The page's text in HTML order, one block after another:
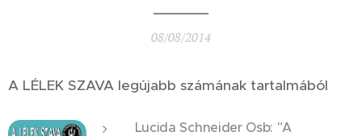
08/08/2014
A LÉLEK SZAVA legújabb számának tartalmából
Lucida Schneider Osb: "A